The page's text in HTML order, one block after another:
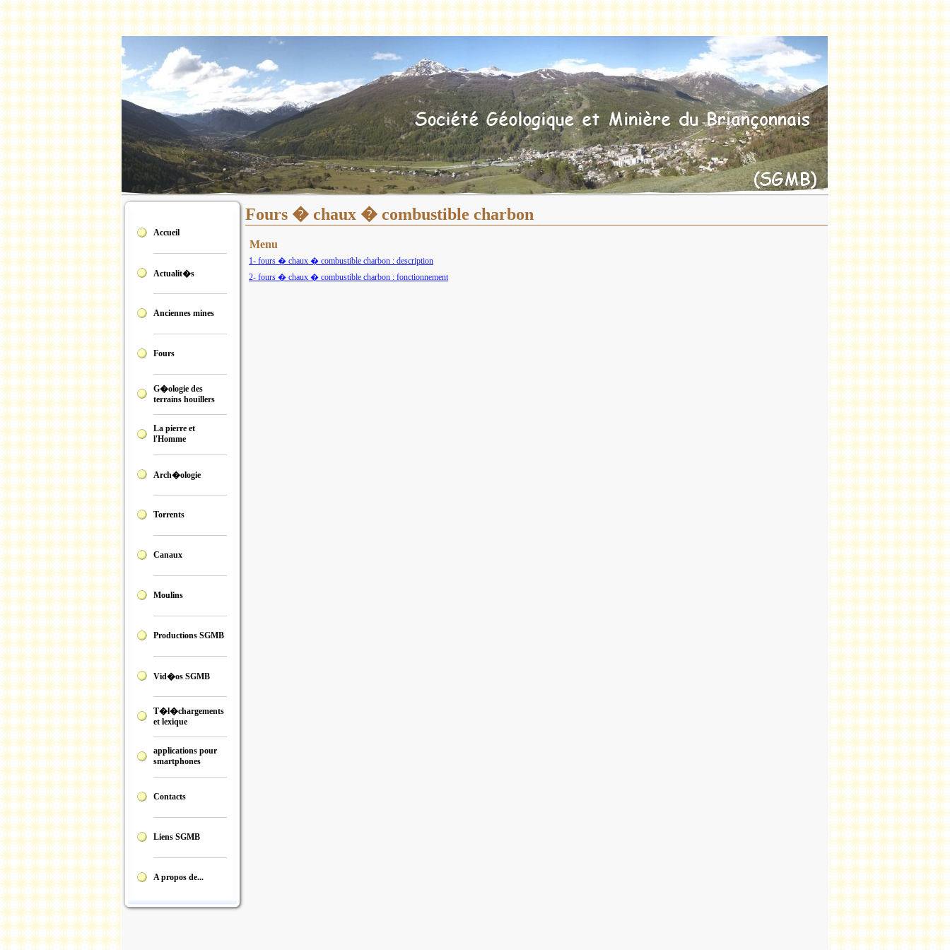
Accueil
Actualit�s
Anciennes mines
Fours
G�ologie des
terrains houillers
La pierre et
l'Homme
Arch�ologie
Torrents
Canaux
Moulins
Productions SGMB
Vid�os SGMB
T�l�chargements
et lexique
applications pour
smartphones
Contacts
Liens SGMB
A propos de...
Fours � chaux � combustible charbon
Menu
1- fours � chaux � combustible charbon : description
2- fours � chaux � combustible charbon : fonctionnement